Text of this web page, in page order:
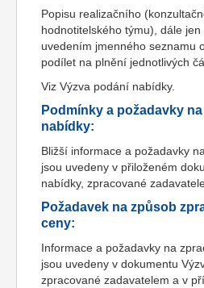
Popisu realizačního
hodnotitelského týmu), dále jen
uvedením jmenného seznamu
podílet na plnění jednotlivých
Viz Výzva podání nabídky.
Podmínky a požadavky
nabídky:
Bližší informace a požadavky
jsou uvedeny v přiloženém
nabídky, zpracované
Požadavek na způsob
ceny:
Informace a požadavky na
jsou uvedeny v dokumentu
zpracované zadavatelem a v